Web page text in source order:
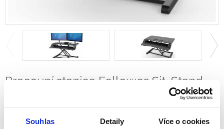
Souhlas Detaily Více o cookies
Pracovní stanice Fellowes Sit-Stand